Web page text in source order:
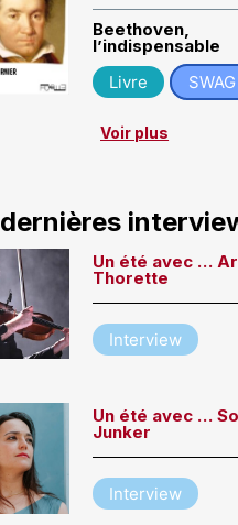
Beethoven,
l’indispensable
Livre
SWAG
Voir plus
Un été avec …
Thorette
Interview
Un été avec …
Junker
Interview